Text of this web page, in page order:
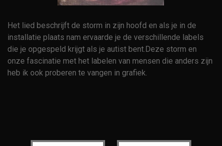
Het lied beschrijft de storm in zijn hoofd en als je in de
installatie plaats nam ervaarde je de verschillende labels
die je opgespeld krijgt als je autist bent.Deze storm en
onze fascinatie met het labelen van mensen die anders zijn
heb ik ook proberen te vangen in grafiek.